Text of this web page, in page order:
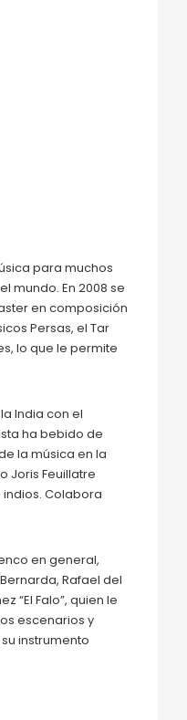
para muchos
mundo. En 2008 se
en composición
Persas, el Tar
lo que le permite
India con el
ha bebido de
la música en la
Joris Feuillatre
Colabora
en general,
Rafael del
“El Falo”, quien le
escenarios y
instrumento